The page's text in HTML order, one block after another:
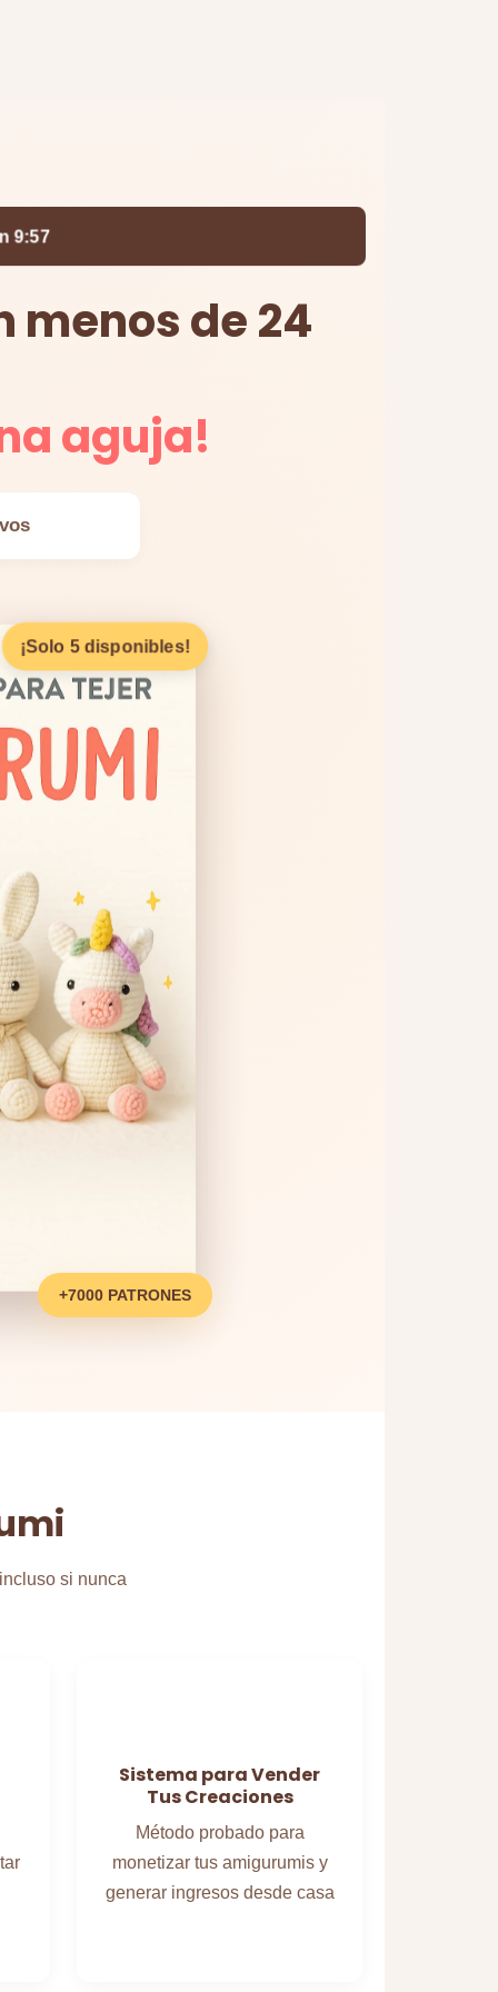
9:56
menos de 24
aguja!
¡Solo 5 disponibles!
+7000 PATRONES
si nunca
Sistema para Vender
Tus Creaciones
Método probado para
monetizar tus amigurumis y
generar ingresos desde casa